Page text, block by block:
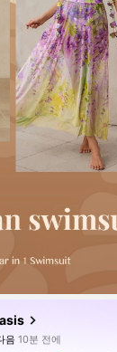
팔로워
탐색 중입니다